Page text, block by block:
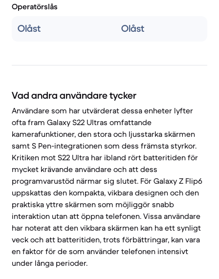
Operatörslås
Olåst Olåst
Vad andra användare tycker
Användare som har utvärderat dessa enheter lyfter
ofta fram Galaxy S22 Ultras omfattande
kamerafunktioner, den stora och ljusstarka skärmen
samt S Pen-integrationen som dess främsta styrkor.
Kritiken mot S22 Ultra har ibland rört batteritiden för
mycket krävande användare och att dess
programvarustöd närmar sig slutet. För Galaxy Z Flip6
uppskattas den kompakta, vikbara designen och den
praktiska yttre skärmen som möjliggör snabb
interaktion utan att öppna telefonen. Vissa användare
har noterat att den vikbara skärmen kan ha ett synligt
veck och att batteritiden, trots förbättringar, kan vara
en faktor för de som använder telefonen intensivt
under långa perioder.